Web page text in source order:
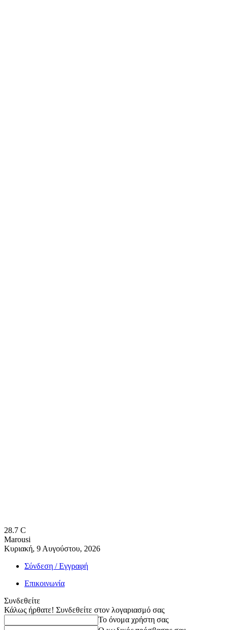
28.7 C
Marousi
Κυριακή, 9 Αυγούστου, 2026
Σύνδεση / Εγγραφή
Επικοινωνία
Συνδεθείτε
Κάλως ήρθατε! Συνδεθείτε στον λογαριασμό σας
Το όνομα χρήστη σας